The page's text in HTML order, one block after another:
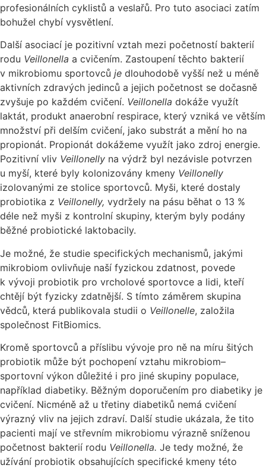
profesionálních cyklistů a veslařů. Pro tuto asociaci zatím
bohužel chybí vysvětlení.
Další asociací je pozitivní vztah mezi početností bakterií
rodu Veillonella a cvičením. Zastoupení těchto bakterií
v mikrobiomu sportovců je dlouhodobě vyšší než u méně
aktivních zdravých jedinců a jejich početnost se dočasně
zvyšuje po každém cvičení. Veillonella dokáže využít
laktát, produkt anaerobní respirace, který vzniká ve větším
množství při delším cvičení, jako substrát a mění ho na
propionát. Propionát dokážeme využít jako zdroj energie.
Pozitivní vliv Veillonelly na výdrž byl nezávisle potvrzen
u myší, které byly kolonizovány kmeny Veillonelly
izolovanými ze stolice sportovců. Myši, které dostaly
probiotika z Veillonelly, vydržely na pásu běhat o 13 %
déle než myši z kontrolní skupiny, kterým byly podány
běžné probiotické laktobacily.
Je možné, že studie specifických mechanismů, jakými
mikrobiom ovlivňuje naší fyzickou zdatnost, povede
k vývoji probiotik pro vrcholové sportovce a lidi, kteří
chtějí být fyzicky zdatnější. S tímto záměrem skupina
vědců, která publikovala studii o Veillonelle, založila
společnost FitBiomics.
Kromě sportovců a příslibu vývoje pro ně na míru šitých
probiotik může být pochopení vztahu mikrobiom–
sportovní výkon důležité i pro jiné skupiny populace,
například diabetiky. Běžným doporučením pro diabetiky je
cvičení. Nicméně až u třetiny diabetiků nemá cvičení
výrazný vliv na jejich zdraví. Další studie ukázala, že tito
pacienti mají ve střevním mikrobiomu výrazně sníženou
početnost bakterií rodu Veillonella. Je tedy možné, že
užívání probiotik obsahujících specifické kmeny této